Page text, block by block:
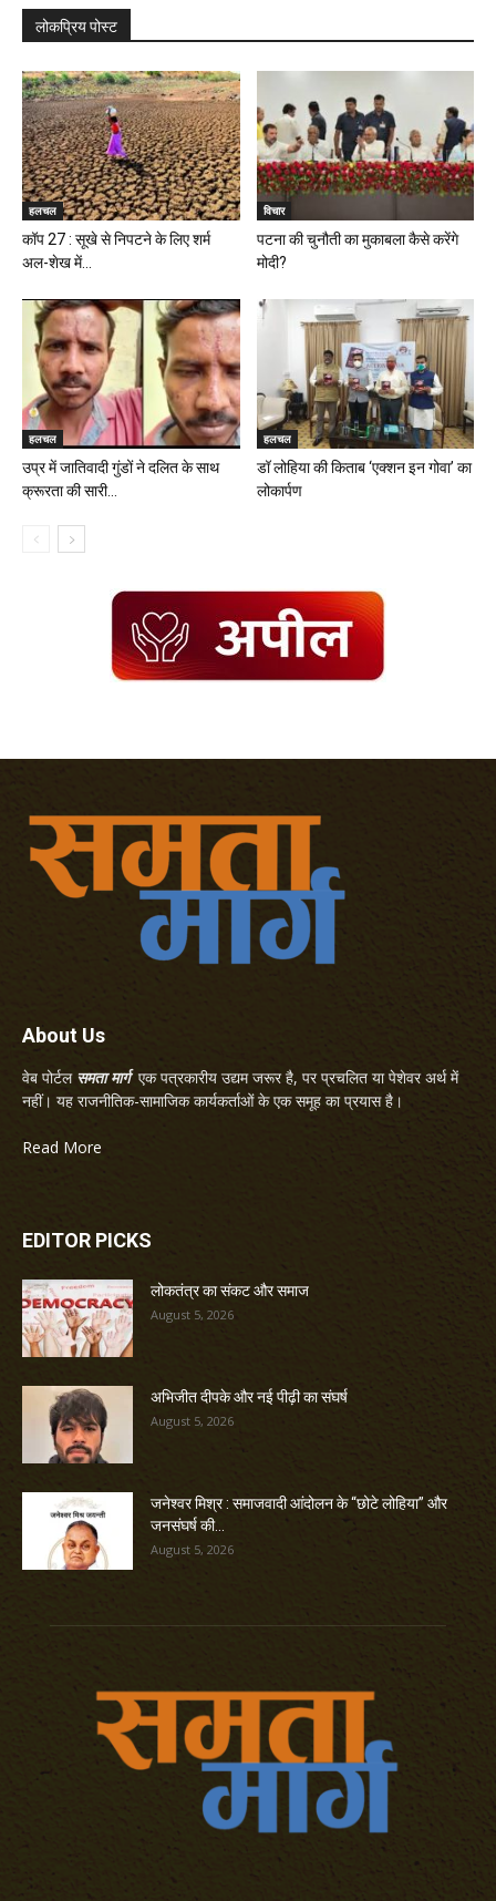
लोकप्रिय पोस्ट
हलचल
कॉप 27 : सूखे से निपटने के लिए शर्म
अल-शेख में...
विचार
पटना की चुनौती का मुकाबला कैसे करेंगे
मोदी?
हलचल
उप्र में जातिवादी गुंडों ने दलित के साथ
क्रूरता की सारी...
हलचल
डॉ लोहिया की किताब ‘एक्शन इन गोवा’ का
लोकार्पण
About Us
वेब पोर्टल समता मार्गएक पत्रकारीय उद्यम जरूर है, पर प्रचलित या पेशेवर अर्थ में
नहीं। यह राजनीतिक-सामाजिक कार्यकर्ताओं के एक समूह का प्रयास है।
Read More
EDITOR PICKS
लोकतंत्र का संकट और समाज
August 5, 2026
अभिजीत दीपके और नई पीढ़ी का संघर्ष
August 5, 2026
जनेश्वर मिश्र : समाजवादी आंदोलन के “छोटे लोहिया” और
जनसंघर्ष की...
August 5, 2026